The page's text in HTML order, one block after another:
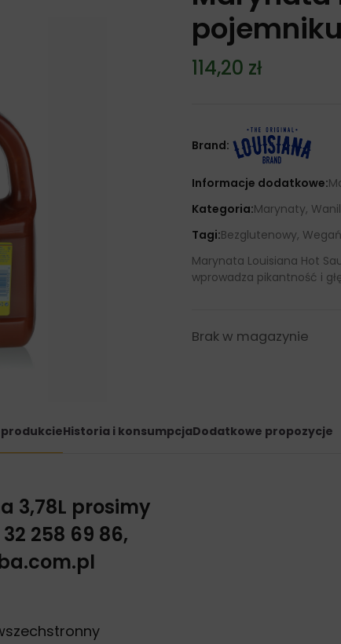
114,20 zł
Brand:
Informacje dodatkowe:
Kategoria:Marynaty,
Tagi:Bezglutenowy,
Marynata Louisiana Hot
wprowadza pikantność i
Brak w magazynie
produkcieHistoria i konsumpcjaDodatkowe propozycje
3,78L prosimy
32 258 69 86,